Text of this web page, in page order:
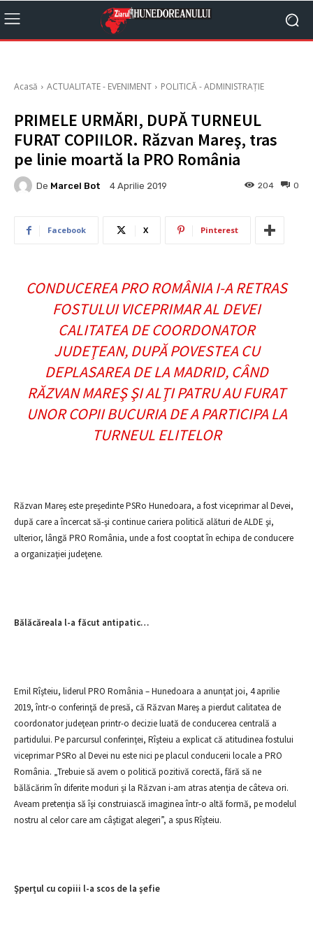
Acasă ACTUALITATE - EVENIMENT POLITICĂ - ADMINISTRAȚIE
PRIMELE URMĂRI, DUPĂ TURNEUL
FURAT COPIILOR. Răzvan Mareş, tras
pe linie moartă la PRO România
De Marcel Bot 4 Aprilie 2019 0
204
Facebook X Pinterest
CONDUCEREA PRO ROMÂNIA I-A RETRAS
FOSTULUI VICEPRIMAR AL DEVEI
CALITATEA DE COORDONATOR
JUDEŢEAN, DUPĂ POVESTEA CU
DEPLASAREA DE LA MADRID, CÂND
RĂZVAN MAREŞ ŞI ALŢI PATRU AU FURAT
UNOR COPII BUCURIA DE A PARTICIPA LA
TURNEUL ELITELOR
Răzvan Mareş este preşedinte PSRo Hunedoara, a fost viceprimar al Devei,
după care a încercat să-şi continue cariera politică alături de ALDE şi,
ulterior, lângă PRO România, unde a fost cooptat în echipa de conducere
a organizaţiei judeţene.
Bălăcăreala l-a făcut antipatic…
Emil Rîşteiu, liderul PRO România – Hunedoara a anunţat joi, 4 aprilie
2019, într-o conferinţă de presă, că Răzvan Mareş a pierdut calitatea de
coordonator judeţean printr-o decizie luată de conducerea centrală a
partidului. Pe parcursul conferinţei, Rîşteiu a explicat că atitudinea fostului
viceprimar PSRo al Devei nu este nici pe placul conducerii locale a PRO
România. „Trebuie să avem o politică pozitivă corectă, fără să ne
bălăcărim în diferite moduri şi la Răzvan i-am atras atenţia de câteva ori.
Aveam pretenţia să îşi construiască imaginea într-o altă formă, pe modelul
nostru al celor care am câştigat alegeri”, a spus Rîşteiu.
Şperţul cu copiii l-a scos de la şefie